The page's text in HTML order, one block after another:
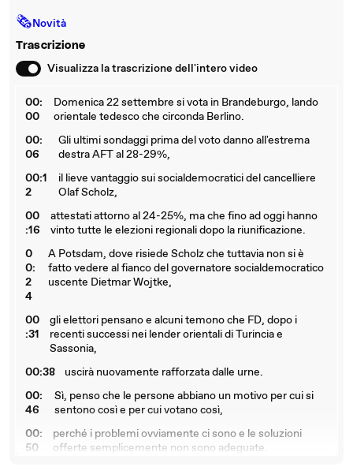
🗞Novità
Trascrizione
Visualizza la trascrizione dell'intero video
00:
00
Domenica 22 settembre si vota in Brandeburgo, lando
orientale tedesco che circonda Berlino.
00:
06
Gli ultimi sondaggi prima del voto danno all'estrema
destra AFT al 28-29%,
00:1
2
il lieve vantaggio sui socialdemocratici del cancelliere
Olaf Scholz,
00
:16
attestati attorno al 24-25%, ma che fino ad oggi hanno
vinto tutte le elezioni regionali dopo la riunificazione.
0
0:
2
4
A Potsdam, dove risiede Scholz che tuttavia non si è
fatto vedere al fianco del governatore socialdemocratico
uscente Dietmar Wojtke,
00
:31
gli elettori pensano e alcuni temono che FD, dopo i
recenti successi nei lender orientali di Turincia e
Sassonia,
00:38
uscirà nuovamente rafforzata dalle urne.
00:
46
Sì, penso che le persone abbiano un motivo per cui si
sentono così e per cui votano così,
00:
50
perché i problemi ovviamente ci sono e le soluzioni
offerte semplicemente non sono adeguate.